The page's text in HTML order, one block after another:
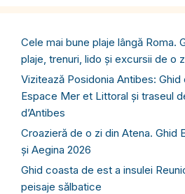
Cele mai bune plaje lângă Roma.
plaje, trenuri, lido și excursii de o
Vizitează Posidonia Antibes:
Espace Mer et Littoral și traseul
d’Antibes
Croazieră de o zi din Atena. Ghid
și Aegina 2026
Ghid coasta de est a insulei
peisaje sălbatice